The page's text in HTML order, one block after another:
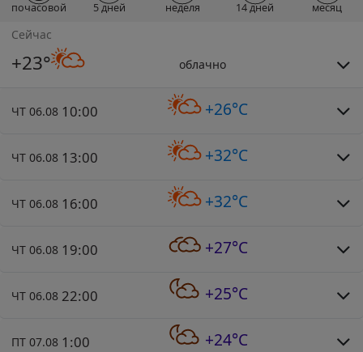
почасовой 5 дней неделя 14 дней месяц
Сейчас
+23° облачно
ЧТ 06.08 10:00 +26°C
ЧТ 06.08 13:00 +32°C
ЧТ 06.08 16:00 +32°C
ЧТ 06.08 19:00 +27°C
ЧТ 06.08 22:00 +25°C
ПТ 07.08 1:00 +24°C